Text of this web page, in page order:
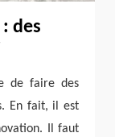
des
de faire des
En fait, il est
Il faut